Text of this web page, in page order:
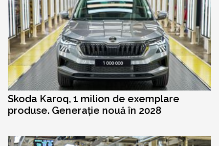
Skoda Karoq, 1 milion de exemplare
produse. Generație nouă în 2028